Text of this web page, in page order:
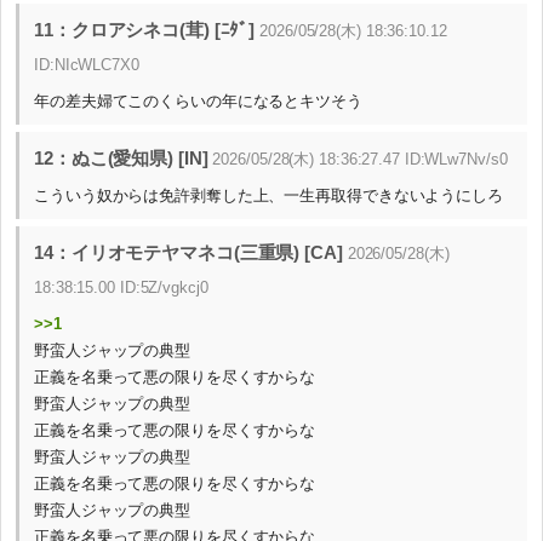
11：クロアシネコ(茸) [ﾆﾀﾞ] 2026/05/28(木) 18:36:10.12
ID:NIcWLC7X0
年の差夫婦てこのくらいの年になるとキツそう
12：ぬこ(愛知県) [IN] 2026/05/28(木) 18:36:27.47 ID:WLw7Nv/s0
こういう奴からは免許剥奪した上、一生再取得できないようにしろ
14：イリオモテヤマネコ(三重県) [CA] 2026/05/28(木)
18:38:15.00 ID:5Z/vgkcj0
>>1
野蛮人ジャップの典型
正義を名乗って悪の限りを尽くすからな
野蛮人ジャップの典型
正義を名乗って悪の限りを尽くすからな
野蛮人ジャップの典型
正義を名乗って悪の限りを尽くすからな
野蛮人ジャップの典型
正義を名乗って悪の限りを尽くすからな